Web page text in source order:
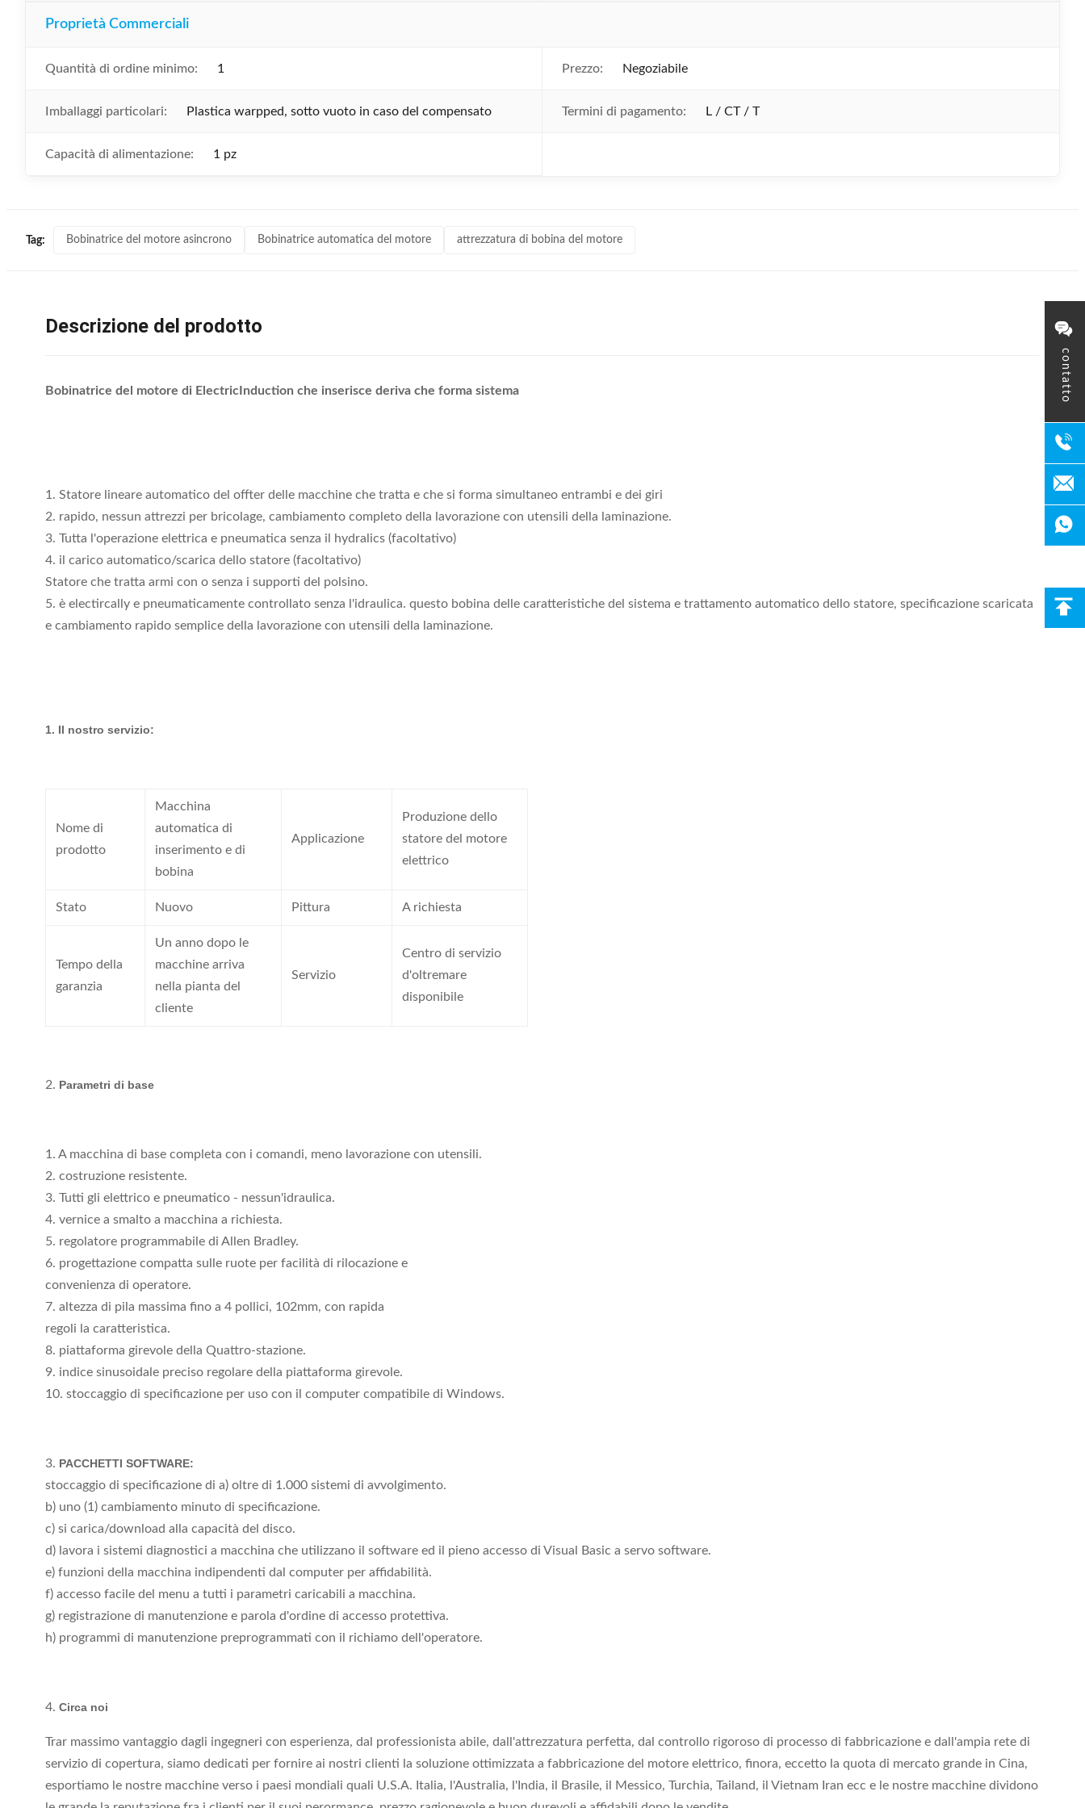
contatto
Proprietà Commerciali
Quantità di ordine minimo: 1 Prezzo: Negoziabile
Imballaggi particolari: Plastica warpped, sotto vuoto in caso del compensato Termini di pagamento: L / CT / T
Capacità di alimentazione: 1 pz
Tag: Bobinatrice del motore asincrono Bobinatrice automatica del motore attrezzatura di bobina del motore
Descrizione del prodotto
Bobinatrice del motore di ElectricInduction che inserisce deriva che forma sistema
1. Statore lineare automatico del offter delle macchine che tratta e che si forma simultaneo entrambi e dei giri
2. rapido, nessun attrezzi per bricolage, cambiamento completo della lavorazione con utensili della laminazione.
3. Tutta l'operazione elettrica e pneumatica senza il hydralics (facoltativo)
4. il carico automatico/scarica dello statore (facoltativo)
Statore che tratta armi con o senza i supporti del polsino.
5. è electircally e pneumaticamente controllato senza l'idraulica. questo bobina delle caratteristiche del sistema e trattamento automatico dello statore, specificazione scaricata
e cambiamento rapido semplice della lavorazione con utensili della laminazione.
1. Il nostro servizio:
Nome di
prodotto
Macchina
automatica di
inserimento e di
bobina
Applicazione
Produzione dello
statore del motore
elettrico
Stato Nuovo Pittura A richiesta
Tempo della
garanzia
Un anno dopo le
macchine arriva
nella pianta del
cliente
Servizio
Centro di servizio
d'oltremare
disponibile
2. Parametri di base
1. A macchina di base completa con i comandi, meno lavorazione con utensili.
2. costruzione resistente.
3. Tutti gli elettrico e pneumatico - nessun'idraulica.
4. vernice a smalto a macchina a richiesta.
5. regolatore programmabile di Allen Bradley.
6. progettazione compatta sulle ruote per facilità di rilocazione e
convenienza di operatore.
7. altezza di pila massima fino a 4 pollici, 102mm, con rapida
regoli la caratteristica.
8. piattaforma girevole della Quattro-stazione.
9. indice sinusoidale preciso regolare della piattaforma girevole.
10. stoccaggio di specificazione per uso con il computer compatibile di Windows.
3. PACCHETTI SOFTWARE:
stoccaggio di specificazione di a) oltre di 1.000 sistemi di avvolgimento.
b) uno (1) cambiamento minuto di specificazione.
c) si carica/download alla capacità del disco.
d) lavora i sistemi diagnostici a macchina che utilizzano il software ed il pieno accesso di Visual Basic a servo software.
e) funzioni della macchina indipendenti dal computer per affidabilità.
f) accesso facile del menu a tutti i parametri caricabili a macchina.
g) registrazione di manutenzione e parola d'ordine di accesso protettiva.
h) programmi di manutenzione preprogrammati con il richiamo dell'operatore.
4. Circa noi
Trar massimo vantaggio dagli ingegneri con esperienza, dal professionista abile, dall'attrezzatura perfetta, dal controllo rigoroso di processo di fabbricazione e dall'ampia rete di
servizio di copertura, siamo dedicati per fornire ai nostri clienti la soluzione ottimizzata a fabbricazione del motore elettrico, finora, eccetto la quota di mercato grande in Cina,
esportiamo le nostre macchine verso i paesi mondiali quali U.S.A. Italia, l'Australia, l'India, il Brasile, il Messico, Turchia, Tailand, il Vietnam Iran ecc e le nostre macchine dividono